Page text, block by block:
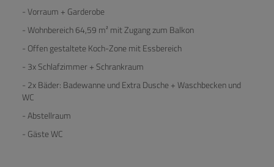
- Vorraum + Garderobe
- Wohnbereich 64,59 m² mit Zugang zum Balkon
- Offen gestaltete Koch-Zone mit Essbereich
- 3x Schlafzimmer + Schrankraum
- 2x Bäder: Badewanne und Extra Dusche + Waschbecken und
WC
- Abstellraum
- Gäste WC